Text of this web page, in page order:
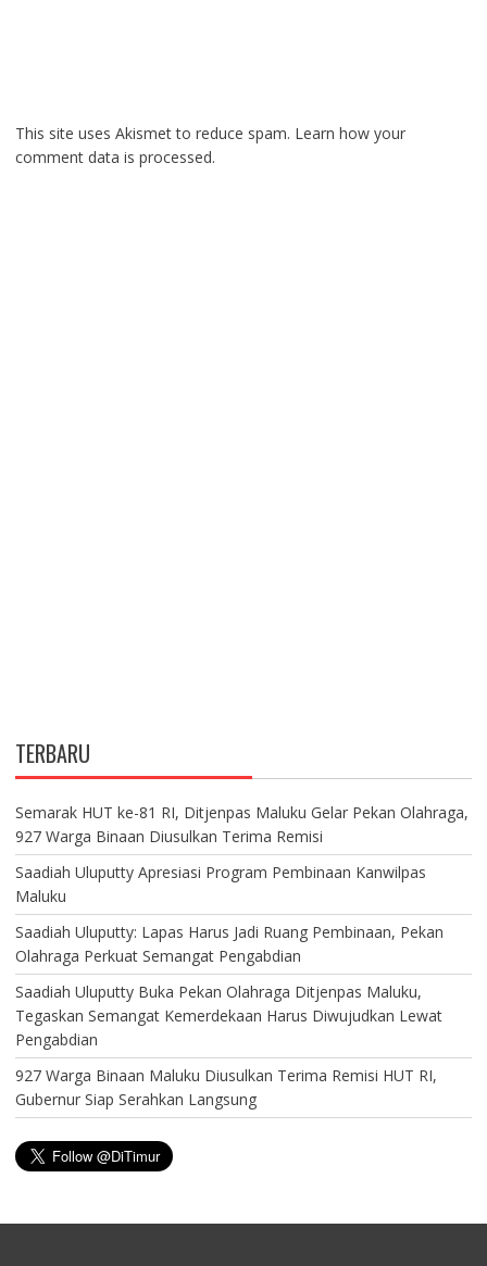
This site uses Akismet to reduce spam. Learn how your
comment data is processed.
TERBARU
Semarak HUT ke-81 RI, Ditjenpas Maluku Gelar Pekan Olahraga,
927 Warga Binaan Diusulkan Terima Remisi
Saadiah Uluputty Apresiasi Program Pembinaan Kanwilpas
Maluku
Saadiah Uluputty: Lapas Harus Jadi Ruang Pembinaan, Pekan
Olahraga Perkuat Semangat Pengabdian
Saadiah Uluputty Buka Pekan Olahraga Ditjenpas Maluku,
Tegaskan Semangat Kemerdekaan Harus Diwujudkan Lewat
Pengabdian
927 Warga Binaan Maluku Diusulkan Terima Remisi HUT RI,
Gubernur Siap Serahkan Langsung